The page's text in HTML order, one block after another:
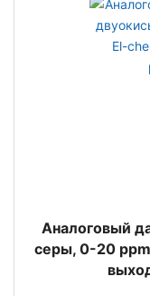
Аналоговый
серы, 0-20